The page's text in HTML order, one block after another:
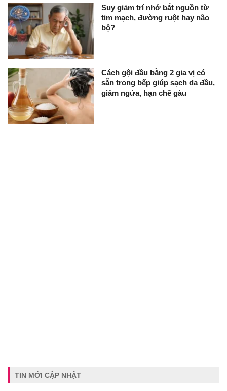
Suy giảm trí nhớ bắt nguồn từ
tim mạch, đường ruột hay não
bộ?
Cách gội đầu bằng 2 gia vị có
sẵn trong bếp giúp sạch da đầu,
giảm ngứa, hạn chế gàu
TIN MỚI CẬP NHẬT